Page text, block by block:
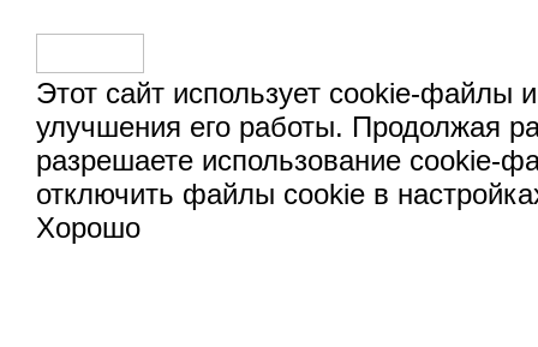
Этот сайт использует cookie-файлы
улучшения его работы. Продолжая
разрешаете использование cookie-
отключить файлы cookie в
Хорошо